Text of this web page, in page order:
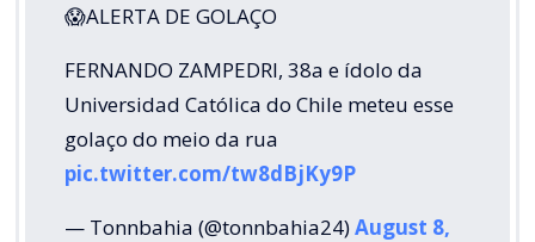
😱ALERTA DE GOLAÇO
FERNANDO ZAMPEDRI, 38a e ídolo da
Universidad Católica do Chile meteu esse
golaço do meio da rua
pic.twitter.com/tw8dBjKy9P
— Tonnbahia (@tonnbahia24)August 8,